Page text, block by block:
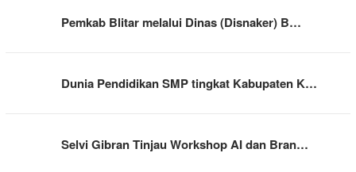
Pemkab Blitar melalui Dinas (Disnaker) B…
Dunia Pendidikan SMP tingkat Kabupaten K…
Selvi Gibran Tinjau Workshop AI dan Bran…